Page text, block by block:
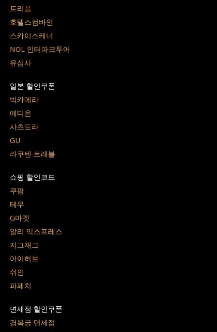
트리플
호텔스컴바인
스카이스캐너
NOL 인터파크투어
유심사
일본 할인쿠폰
빅카메라
에디온
사츠도라
GU
라쿠텐 트래블
쇼핑 할인코드
쿠팡
테무
G마켓
알리 익스프레스
지그재그
아이허브
쉬인
파페치
면세점 할인쿠폰
경복궁 면세점